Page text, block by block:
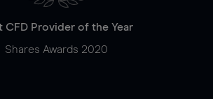
CFD Provider of the Year
Shares Awards 2020